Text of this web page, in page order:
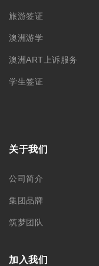
旅游签证
澳洲游学
澳洲ART上诉服务
学生签证
关于我们
公司简介
集团品牌
筑梦团队
加入我们